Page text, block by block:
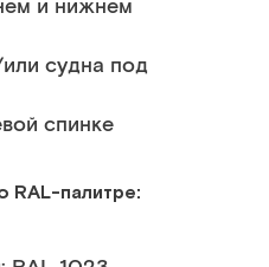
и нижнем
судна под
спинке
RAL-палитре: